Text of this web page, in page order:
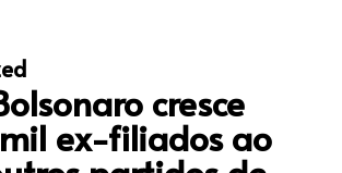
cresce
ex-filiados ao